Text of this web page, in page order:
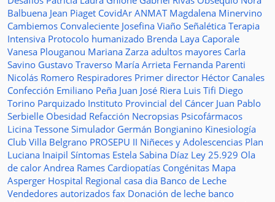
Balbuena Jean Piaget CovidAr ANMAT Magdalena Minervino
Cambiemos Convaleciente Josefina Viaño Señalética Terapia
Intensiva Protocolo humanizado Brenda Laya Caporale
Vanesa Plouganou Mariana Zarza adultos mayores Carla
Savino Gustavo Traverso María Arrieta Fernanda Parenti
Nicolás Romero Respiradores Primer director Héctor Canales
Confección Emiliano Peña Juan José Riera Luis Tifi Diego
Torino Parquizado Instituto Provincial del Cáncer Juan Pablo
Serbielle Obesidad Refacción Necropsias Psicofármacos
Licina Tessone Simulador Germán Bongianino Kinesiología
Club Villa Belgrano PROSEPU II Niñeces y Adolescencias Plan
Luciana Inaipil Síntomas Estela Sabina Díaz Ley 25.929 Ola
de calor Andrea Rames Cardiopatías Congénitas Mapa
Asperger Hospital Regional casa dia Banco de Leche
Vendedores autorizados fax Donación de leche banco